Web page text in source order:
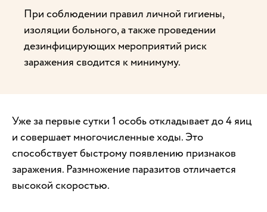
При соблюдении правил личной гигиены,
изоляции больного, а также проведении
дезинфицирующих мероприятий риск
заражения сводится к минимуму.
Уже за первые сутки 1 особь откладывает до 4 яиц
и совершает многочисленные ходы. Это
способствует быстрому появлению признаков
заражения. Размножение паразитов отличается
высокой скоростью.